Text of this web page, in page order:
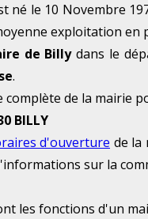
né le 10 Novembre
exploitation en
de Billydans le
.
complète de la mairie
BILLY
d'ouverture de la
sur la
les fonctions d'un